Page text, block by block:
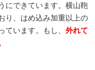
にできています。横山鞄
り、はめ込み加重以上の
います。もし、 外れて